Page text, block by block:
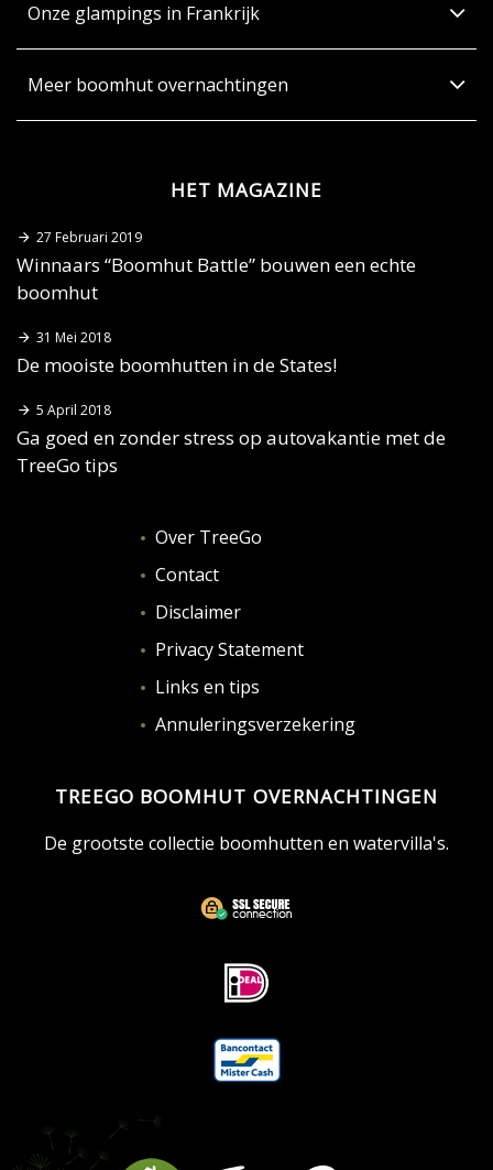
Onze glampings in Frankrijk
Meer boomhut overnachtingen
HET MAGAZINE
27 Februari 2019
Winnaars “Boomhut Battle” bouwen een echte
boomhut
31 Mei 2018
De mooiste boomhutten in de States!
5 April 2018
Ga goed en zonder stress op autovakantie met de
TreeGo tips
Over TreeGo
Contact
Disclaimer
Privacy Statement
Links en tips
Annuleringsverzekering
TREEGO BOOMHUT OVERNACHTINGEN
De grootste collectie boomhutten en watervilla's.